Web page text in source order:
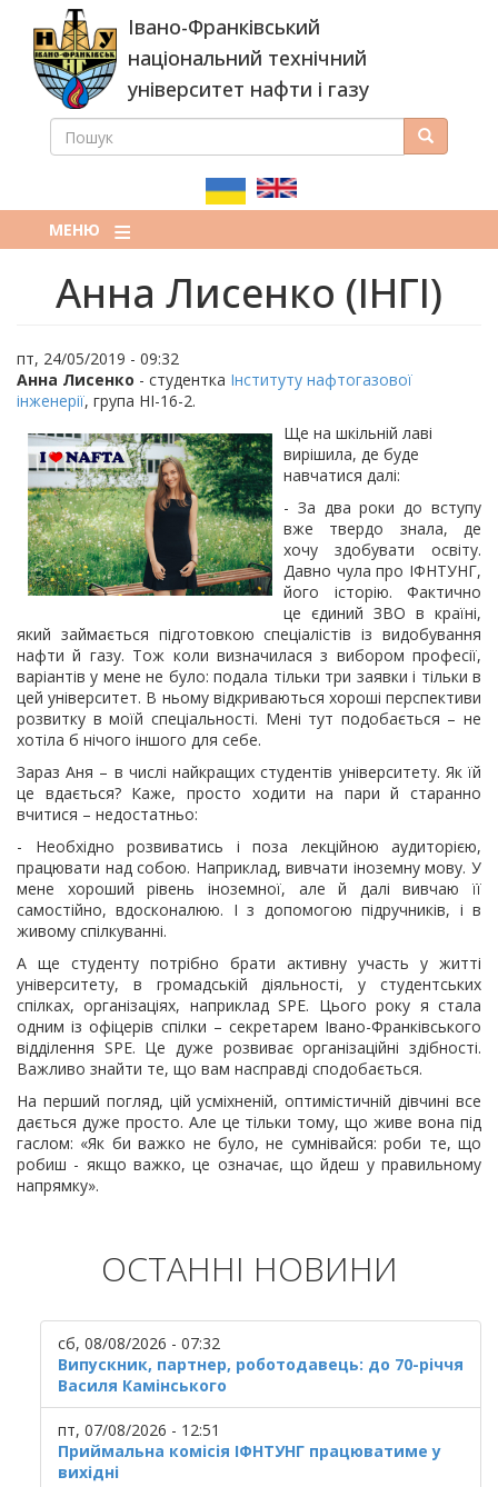
основного
вмісту
Івано-Франківський
національний технічний
університет нафти і газу
ПОШУКОВА
ПОШУК Пошук
МЕНЮ
Анна Лисенко (ІНГІ)
пт, 24/05/2019 - 09:32
Анна Лисенко - студентка Інституту нафтогазової
інженерії, група НІ-16-2.
Ще на шкільній лаві
вирішила, де буде
навчатися далі:
- За два роки до вступу
вже твердо знала, де
хочу здобувати освіту.
Давно чула про ІФНТУНГ,
його історію. Фактично
це єдиний ЗВО в країні,
який займається підготовкою спеціалістів із видобування
нафти й газу. Тож коли визначилася з вибором професії,
варіантів у мене не було: подала тільки три заявки і тільки в
цей університет. В ньому відкриваються хороші перспективи
розвитку в моїй спеціальності. Мені тут подобається – не
хотіла б нічого іншого для себе.
Зараз Аня – в числі найкращих студентів університету. Як їй
це вдається? Каже, просто ходити на пари й старанно
вчитися – недостатньо:
- Необхідно розвиватись і поза лекційною аудиторією,
працювати над собою. Наприклад, вивчати іноземну мову. У
мене хороший рівень іноземної, але й далі вивчаю її
самостійно, вдосконалюю. І з допомогою підручників, і в
живому спілкуванні.
А ще студенту потрібно брати активну участь у житті
університету, в громадській діяльності, у студентських
спілках, організаціях, наприклад SPE. Цього року я стала
одним із офіцерів спілки – секретарем Івано-Франківського
відділення SPE. Це дуже розвиває організаційні здібності.
Важливо знайти те, що вам насправді сподобається.
На перший погляд, цій усміхненій, оптимістичній дівчині все
дається дуже просто. Але це тільки тому, що живе вона під
гаслом: «Як би важко не було, не сумнівайся: роби те, що
робиш - якщо важко, це означає, що йдеш у правильному
напрямку».
ОСТАННІ НОВИНИ
сб, 08/08/2026 - 07:32
Випускник, партнер, роботодавець: до 70-річчя
Василя Камінського
пт, 07/08/2026 - 12:51
Приймальна комісія ІФНТУНГ працюватиме у
вихідні